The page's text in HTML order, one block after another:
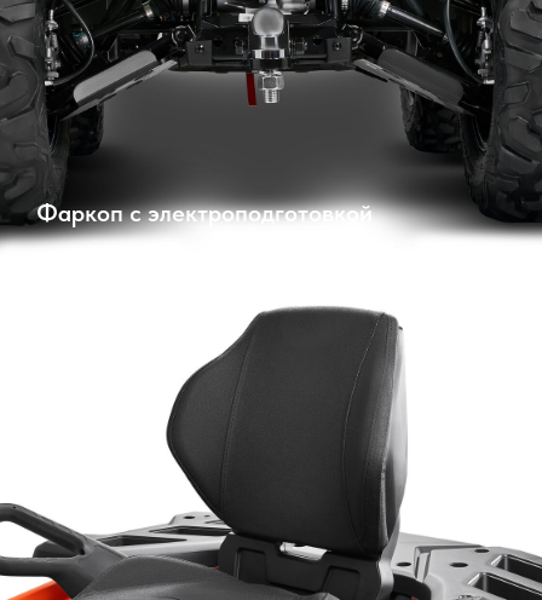
Фаркоп с электроподготовкой